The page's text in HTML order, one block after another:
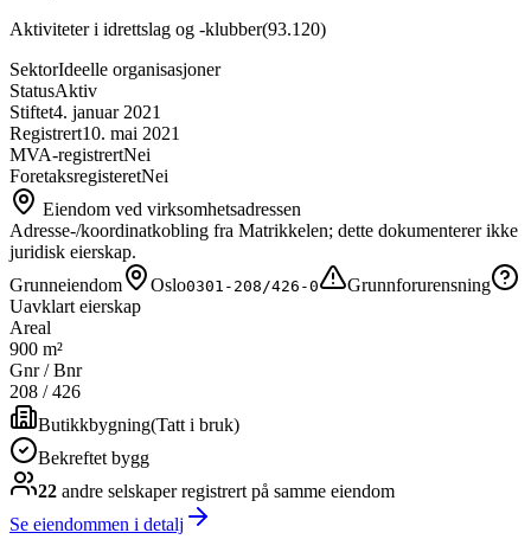
Aktiviteter i idrettslag og -klubber(93.120)
SektorIdeelle organisasjoner
StatusAktiv
Stiftet4. januar 2021
Registrert10. mai 2021
MVA-registrertNei
ForetaksregisteretNei
Eiendom ved virksomhetsadressen
Adresse-/koordinatkobling fra Matrikkelen; dette dokumenterer ikke
juridisk eierskap.
Grunneiendom
Oslo0301-208/426-0
Grunnforurensning
Uavklart eierskap
Areal
900 m²
Gnr / Bnr
208 /426
Butikkbygning(Tatt i bruk)
Bekreftet bygg
22 andre selskaperregistrert på samme eiendom
Se eiendommen i detalj